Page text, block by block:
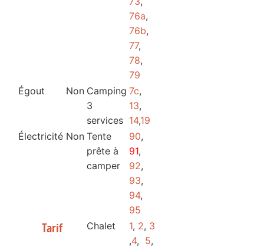
76a,
76b,
77,
78,
79
Égout
Non Camping
3
services
7c,
13,
14,19
Électricité Non Tente
prête à
camper
90,
91,
92,
93,
94,
95
Tarif Chalet 1, 2, 3
,4, 5,